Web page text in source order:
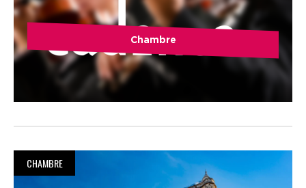
Chambre
CHAMBRE